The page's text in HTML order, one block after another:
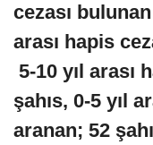
cezası
arası hapis
5-10 yıl arası
şahıs, 0-5 yıl
aranan; 52